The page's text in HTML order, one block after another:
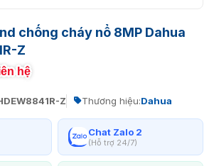
chống cháy nổ 8MP Dahua
Z
hệ
Z Thương hiệu:Dahua
Chat Zalo 2
(Hỗ trợ 24/7)